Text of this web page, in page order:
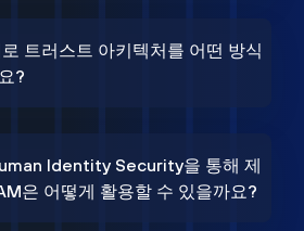
트러스트 아키텍처를 어떤 방식
?
Identity Security을 통해 제
은 어떻게 활용할 수 있을까요?